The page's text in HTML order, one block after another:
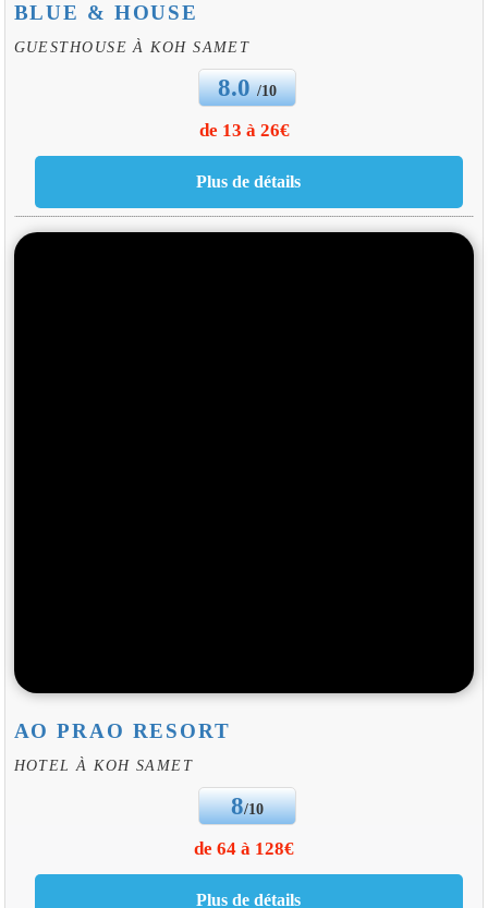
BLUE & HOUSE
GUESTHOUSE À KOH SAMET
8.0/10
de 13 à 26€
AO PRAO RESORT
HOTEL À KOH SAMET
8/10
de 64 à 128€